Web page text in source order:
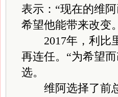
表示：“现在的维
希望他能带来改变
2017年，利比里
再连任。“为希望
选。
维阿选择了前总